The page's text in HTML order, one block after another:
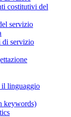
costitutivi del
servizio
di servizio
il linguaggio
keywords)